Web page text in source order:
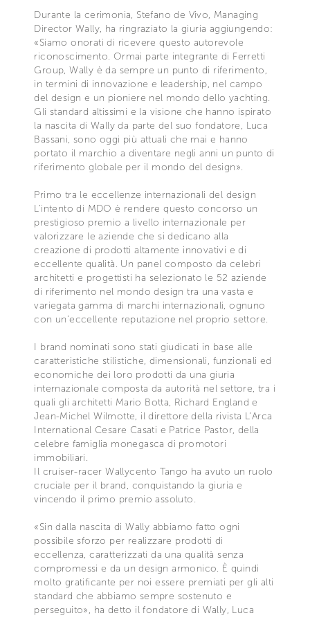
Durante la cerimonia, Stefano de Vivo, Managing
Director Wally, ha ringraziato la giuria aggiungendo:
«Siamo onorati di ricevere questo autorevole
riconoscimento. Ormai parte integrante di Ferretti
Group, Wally è da sempre un punto di riferimento,
in termini di innovazione e leadership, nel campo
del design e un pioniere nel mondo dello yachting.
Gli standard altissimi e la visione che hanno ispirato
la nascita di Wally da parte del suo fondatore, Luca
Bassani, sono oggi più attuali che mai e hanno
portato il marchio a diventare negli anni un punto di
riferimento globale per il mondo del design».
Primo tra le eccellenze internazionali del design
L’intento di MDO è rendere questo concorso un
prestigioso premio a livello internazionale per
valorizzare le aziende che si dedicano alla
creazione di prodotti altamente innovativi e di
eccellente qualità. Un panel composto da celebri
architetti e progettisti ha selezionato le 52 aziende
di riferimento nel mondo design tra una vasta e
variegata gamma di marchi internazionali, ognuno
con un’eccellente reputazione nel proprio settore.
I brand nominati sono stati giudicati in base alle
caratteristiche stilistiche, dimensionali, funzionali ed
economiche dei loro prodotti da una giuria
internazionale composta da autorità nel settore, tra i
quali gli architetti Mario Botta, Richard England e
Jean-Michel Wilmotte, il direttore della rivista L’Arca
International Cesare Casati e Patrice Pastor, della
celebre famiglia monegasca di promotori
immobiliari.
Il cruiser-racer Wallycento Tango ha avuto un ruolo
cruciale per il brand, conquistando la giuria e
vincendo il primo premio assoluto.
«Sin dalla nascita di Wally abbiamo fatto ogni
possibile sforzo per realizzare prodotti di
eccellenza, caratterizzati da una qualità senza
compromessi e da un design armonico. È quindi
molto gratificante per noi essere premiati per gli alti
standard che abbiamo sempre sostenuto e
perseguito», ha detto il fondatore di Wally, Luca